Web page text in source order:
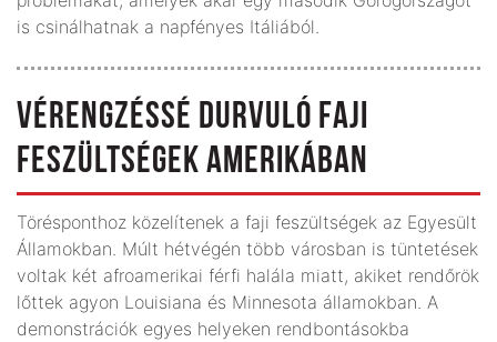
is csinálhatnak a napfényes Itáliából.
VÉRENGZÉSSÉ DURVULÓ FAJI
FESZÜLTSÉGEK AMERIKÁBAN
Törésponthoz közelítenek a faji feszültségek az Egyesült
Államokban. Múlt hétvégén több városban is tüntetések
voltak két afroamerikai férfi halála miatt, akiket rendőrök
lőttek agyon Louisiana és Minnesota államokban. A
demonstrációk egyes helyeken rendbontásokba